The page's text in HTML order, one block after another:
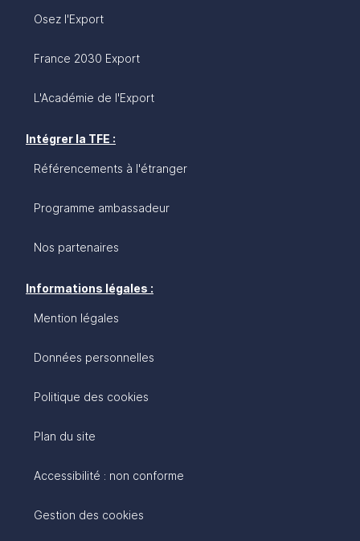
Osez l'Export
France 2030 Export
L'Académie de l'Export
Intégrer la TFE :
Référencements à l'étranger
Programme ambassadeur
Nos partenaires
Informations légales :
Mention légales
Données personnelles
Politique des cookies
Plan du site
Accessibilité : non conforme
Gestion des cookies